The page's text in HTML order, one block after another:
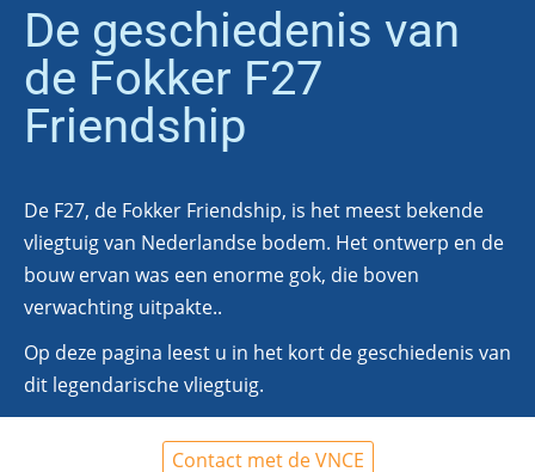
De geschiedenis van
de Fokker F27
Friendship
De F27, de Fokker Friendship, is het meest bekende
vliegtuig van Nederlandse bodem. Het ontwerp en de
bouw ervan was een enorme gok, die boven
verwachting uitpakte..
Op deze pagina leest u in het kort de geschiedenis van
dit legendarische vliegtuig.
Contact met de VNCE